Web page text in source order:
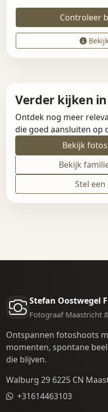
Controleer
Verder kijken
Ontdek nog meer
die goed aansluiten op
Bekijk
Bekijk
Stel
Stefan Oostwegel
Fotograaf Maastricht
Ontspannen fotoshoots
momenten, spontane
die blijven.
Walburg 29 6225 CN
+31614463103